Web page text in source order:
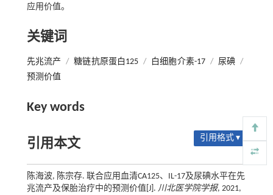
应用价值。
关键词
先兆流产 / 糖链抗原蛋白125 / 白细胞介素-17 / 尿碘 /
预测价值
Key words
引用本文 引用格式 ▾
陈海波, 陈宗存. 联合应用血清CA125、IL-17及尿碘水平在先
兆流产及保胎治疗中的预测价值[J]. 川北医学院学报, 2021,